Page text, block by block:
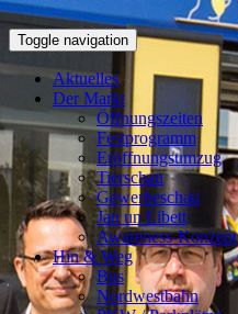
Toggle navigation
Aktuelles
Der Markt
Öffnungszeiten
Festprogramm
Eröffnungsumzug
Tierschau
Gewerbeschau
Jan un Libett
Awareness-Konzept
Hin & Weg
Bus
Nordwestbahn